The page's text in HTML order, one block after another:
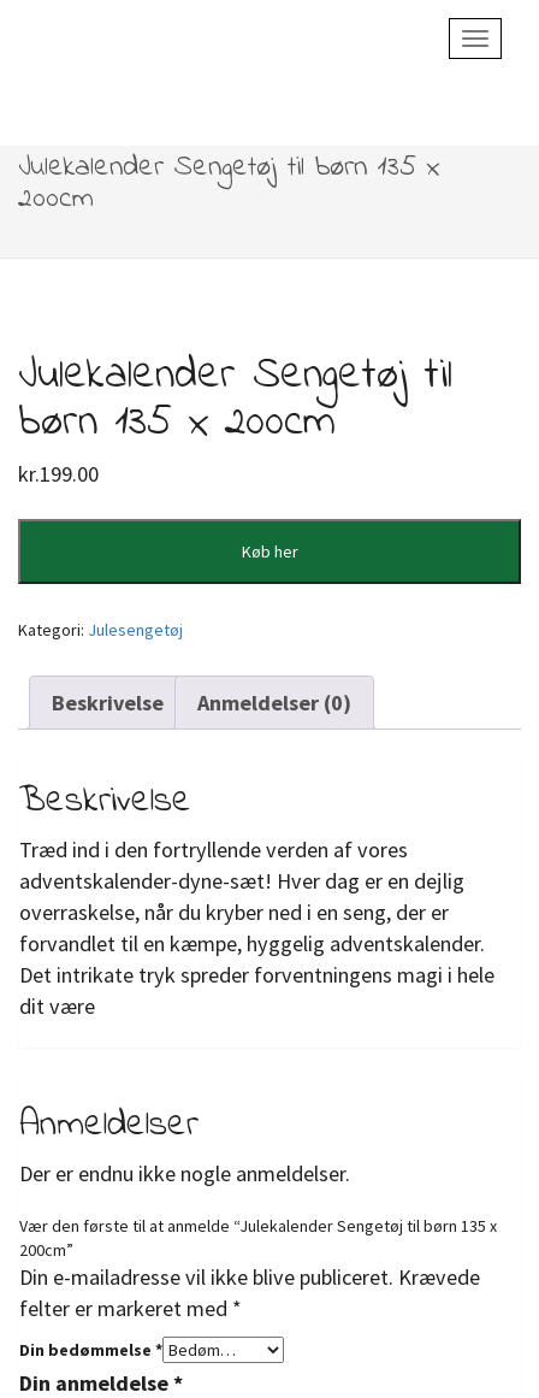
Toggle
Julekalender Sengetøj til børn 135 x
200cm
Julekalender Sengetøj til
børn 135 x 200cm
kr.199.00
Køb her
Kategori: Julesengetøj
Beskrivelse Anmeldelser (0)
Beskrivelse
Træd ind i den fortryllende verden af vores
adventskalender-dyne-sæt! Hver dag er en dejlig
overraskelse, når du kryber ned i en seng, der er
forvandlet til en kæmpe, hyggelig adventskalender.
Det intrikate tryk spreder forventningens magi i hele
dit være
Anmeldelser
Der er endnu ikke nogle anmeldelser.
Vær den første til at anmelde “Julekalender Sengetøj til børn 135 x
200cm”
Din e-mailadresse vil ikke blive publiceret. Krævede
felter er markeret med *
Din bedømmelse *
Din anmeldelse*